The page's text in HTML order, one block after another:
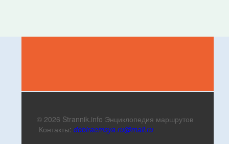
© 2026 Strannik.info Энциклопедия маршрутов
Контакты: dobiraemsya.ru@mail.ru